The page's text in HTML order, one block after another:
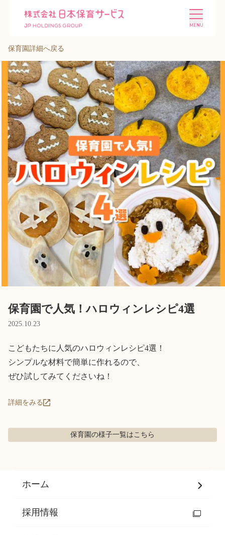
施設を探す 選ばれる理由
会社概要 ニュース
投資家情報 採用情報
Language
ホーム
利用者の声
保育園詳細へ戻る
保育園で人気！ハロウィンレシピ4選
2025.10.23
こどもたちに人気のハロウィンレシピ4選！
シンプルな材料で簡単に作れるので、
ぜひ試してみてくださいね！
詳細をみる
保育園の様子一覧はこちら
ホーム
採用情報